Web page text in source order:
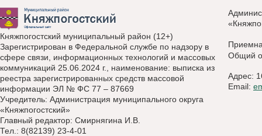
Княжпогостский муниципальный район (12+)
Зарегистрирован в Федеральной службе по надзору в
сфере связи, информационных технологий и массовых
коммуникаций 25.06.2024 г., наименование: выписка из
реестра зарегистрированных средств массовой
информации ЭЛ № ФС 77 – 87669
Учредитель: Администрация муниципального округа
«Княжпогостский»
Главный редактор: Смирнягина И.В.
Тел.: 8(82139) 23-4-01
Общий
Адрес:
Email: